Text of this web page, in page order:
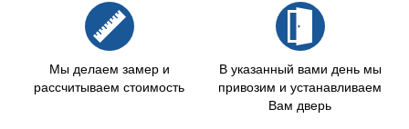
Мы делаем замер и
рассчитываем стоимость
В указанный вами день мы
привозим и устанавливаем
Вам дверь